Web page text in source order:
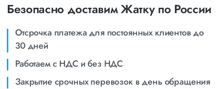
Безопасно доставим Жатку по России
Отсрочка платежа для постоянных клиентов до
30 дней
Работаем с НДС и без НДС
Закрытие срочных перевозок в день обращения